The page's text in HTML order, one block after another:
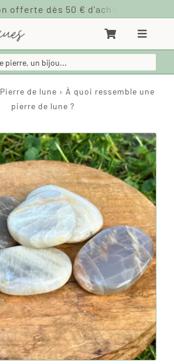
Pierre de lune › À quoi ressemble une
pierre de lune ?